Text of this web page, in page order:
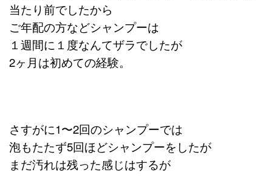
当たり前でしたから
ご年配の方などシャンプーは
１週間に１度なんてザラでしたが
2ヶ月は初めての経験。
さすがに1〜2回のシャンプーでは
泡もたたず5回ほどシャンプーをしたが
まだ汚れは残った感じはするが